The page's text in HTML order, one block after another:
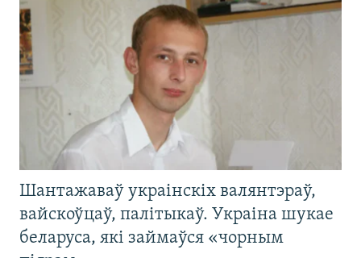
Шантажаваў украінскіх валянтэраў,
вайскоўцаў, палітыкаў. Украіна шукае
беларуса, які займаўся «чорным